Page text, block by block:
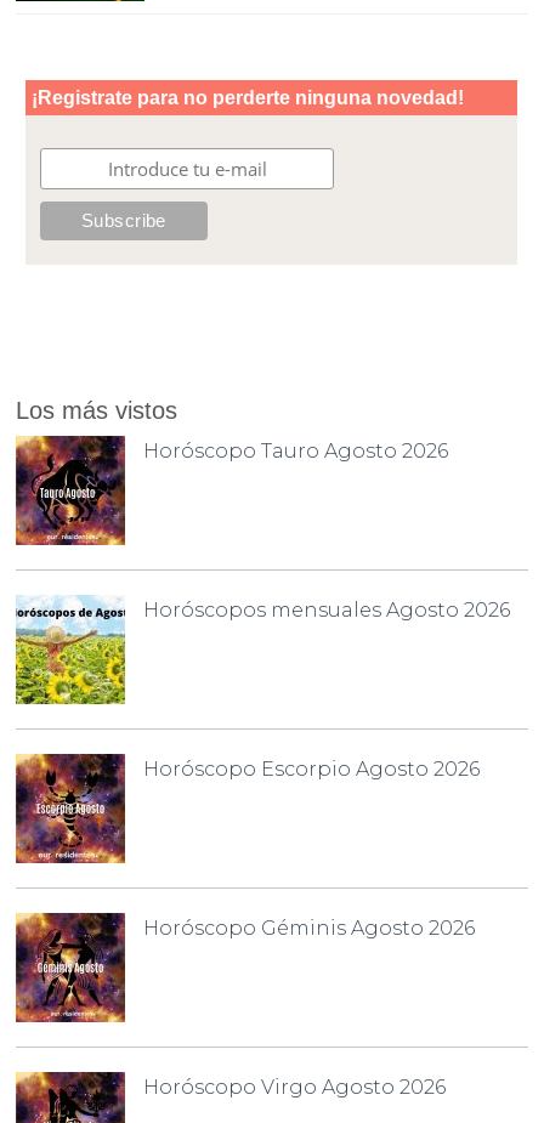
Los más vistos
Horóscopo Tauro Agosto 2026
Horóscopos mensuales Agosto 2026
Horóscopo Escorpio Agosto 2026
Horóscopo Géminis Agosto 2026
Horóscopo Virgo Agosto 2026